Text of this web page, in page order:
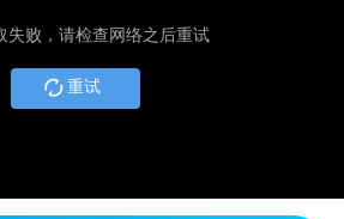
失败，请检查网络之后重试
重试